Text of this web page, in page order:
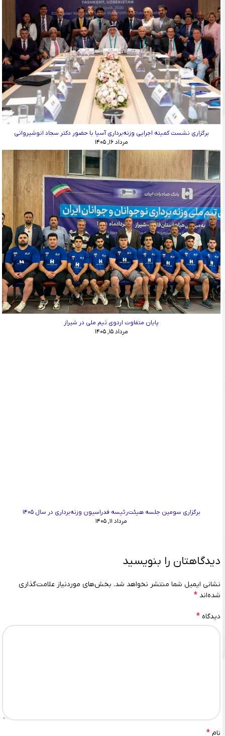
برگزاری نشست کمیته اجرایی وزنه‌برداری آسیا با حضور دکتر سجاد انوشیروانی
مرداد ۱۶, ۱۴۰۵
پایان متفاوت اردوی تیم ملی در شیراز
مرداد ۱۵, ۱۴۰۵
برگزاری سومین جلسه هیئت‌رئیسه فدراسیون وزنه‌برداری در سال ۱۴۰۵
مرداد ۱۱, ۱۴۰۵
دیدگاهتان را بنویسید
نشانی ایمیل شما منتشر نخواهد شد. بخش‌های موردنیاز علامت‌گذاری
شده‌اند *
دیدگاه *
نام *